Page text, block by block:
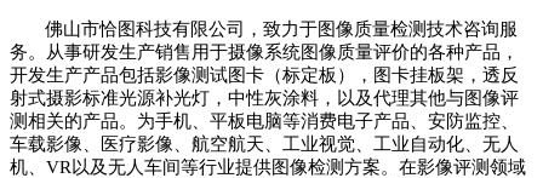
佛山市恰图科技有限公司，致力于图像质量检测技术咨询服
务。从事研发生产销售用于摄像系统图像质量评价的各种产品，
开发生产产品包括影像测试图卡（标定板），图卡挂板架，透反
射式摄影标准光源补光灯，中性灰涂料，以及代理其他与图像评
测相关的产品。为手机、平板电脑等消费电子产品、安防监控、
车载影像、医疗影像、航空航天、工业视觉、工业自动化、无人
机、 VR以及无人车间等行业提供图像检测方案。在影像评测领域